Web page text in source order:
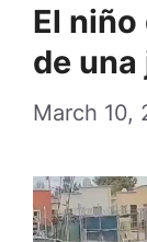
El
de
March 10,